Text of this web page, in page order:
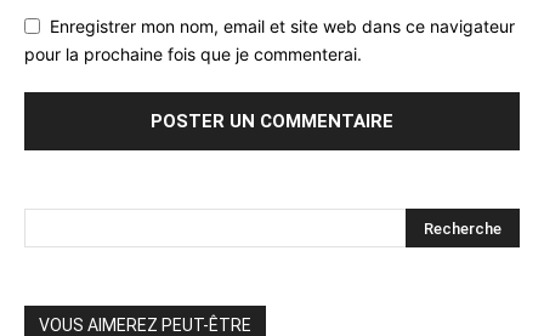
Enregistrer mon nom, email et site web dans ce navigateur
pour la prochaine fois que je commenterai.
VOUS AIMEREZ PEUT-ÊTRE